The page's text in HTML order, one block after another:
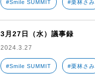
#Smile SUMMIT #栗林さみ
3月27日（水）議事録
2024.3.27
#Smile SUMMIT #栗林さみ